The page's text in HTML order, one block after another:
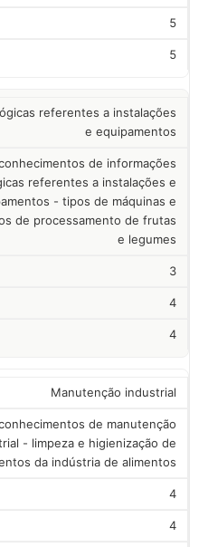
5
5
referentes a instalações
e equipamentos
de informações
referentes a instalações e
- tipos de máquinas e
de processamento de frutas
e legumes
3
4
4
Manutenção industrial
de manutenção
- limpeza e higienização de
da indústria de alimentos
4
4